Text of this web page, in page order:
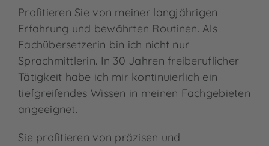
Profitieren Sie von meiner langjährigen
Erfahrung und bewährten Routinen. Als
Fachübersetzerin bin ich nicht nur
Sprachmittlerin. In 30 Jahren freiberuflicher
Tätigkeit habe ich mir kontinuierlich ein
tiefgreifendes Wissen in meinen Fachgebieten
angeeignet.
Sie profitieren von präzisen und